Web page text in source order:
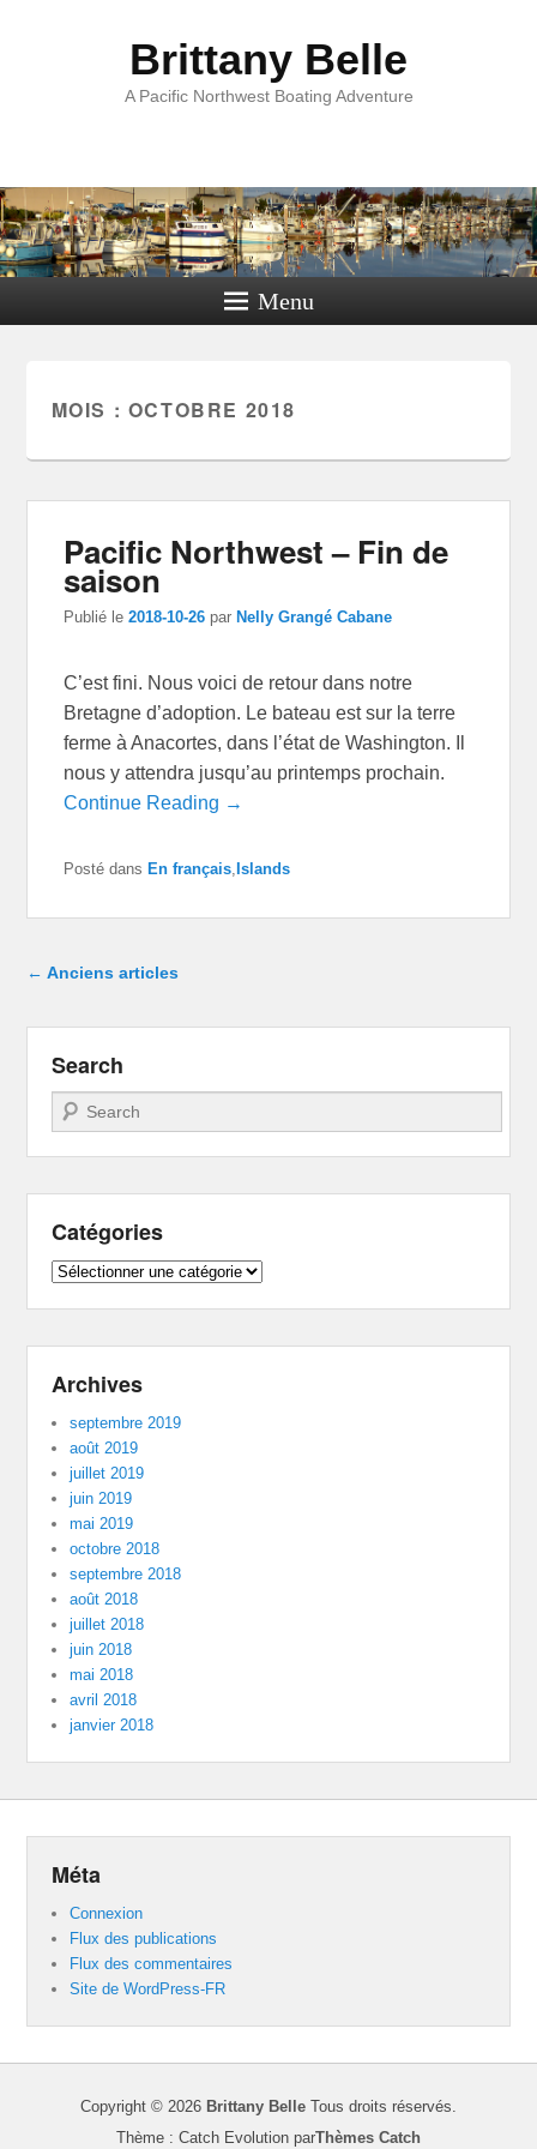
Brittany Belle
A Pacific Northwest Boating Adventure
Menu
MOIS : OCTOBRE 2018
Pacific Northwest – Fin de
saison
Publié le2018-10-26 parNelly Grangé Cabane
C’est fini. Nous voici de retour dans notre
Bretagne d’adoption. Le bateau est sur la terre
ferme à Anacortes, dans l’état de Washington. Il
nous y attendra jusqu’au printemps prochain.
Continue Reading →
Posté dans En français ,Islands
Navigation dans les articles
← Anciens articles
Search
Recherche
Catégories
Catégories
Archives
septembre 2019
août 2019
juillet 2019
juin 2019
mai 2019
octobre 2018
septembre 2018
août 2018
juillet 2018
juin 2018
mai 2018
avril 2018
janvier 2018
Méta
Connexion
Flux des publications
Flux des commentaires
Site de WordPress-FR
Copyright © 2026 Brittany Belle Tous droits réservés.
Thème : Catch Evolution parThèmes Catch